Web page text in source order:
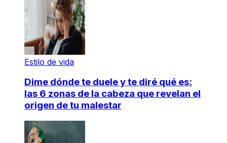
Estilo de vida
Dime dónde te duele y te diré qué es:
las 6 zonas de la cabeza que revelan el
origen de tu malestar